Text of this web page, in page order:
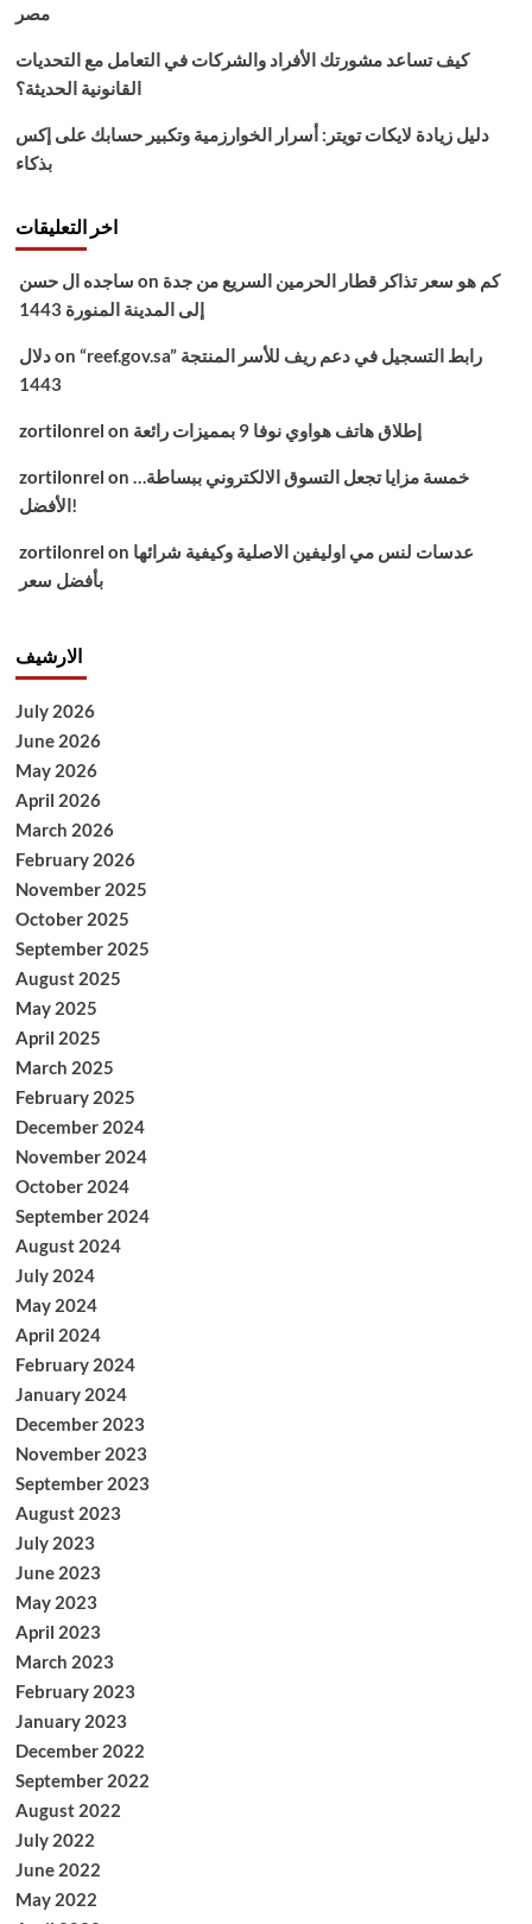
مصر
كيف تساعد مشورتك الأفراد والشركات في التعامل مع التحديات
القانونية الحديثة؟
دليل زيادة لايكات تويتر: أسرار الخوارزمية وتكبير حسابك على إكس
بذكاء
اخر التعليقات
ساجده ال حسن on كم هو سعر تذاكر قطار الحرمين السريع من جدة
إلى المدينة المنورة 1443
دلالon “reef.gov.sa” رابط التسجيل في دعم ريف للأسر المنتجة
1443
zortilonrel on إطلاق هاتف هواوي نوفا 9 بمميزات رائعة
zortilonrel on خمسة مزايا تجعل التسوق الالكتروني ببساطة…
الأفضل!
zortilonrel on عدسات لنس مي اوليفين الاصلية وكيفية شرائها
بأفضل سعر
الارشيف
July 2026
June 2026
May 2026
April 2026
March 2026
February 2026
November 2025
October 2025
September 2025
August 2025
May 2025
April 2025
March 2025
February 2025
December 2024
November 2024
October 2024
September 2024
August 2024
July 2024
May 2024
April 2024
February 2024
January 2024
December 2023
November 2023
September 2023
August 2023
July 2023
June 2023
May 2023
April 2023
March 2023
February 2023
January 2023
December 2022
September 2022
August 2022
July 2022
June 2022
May 2022